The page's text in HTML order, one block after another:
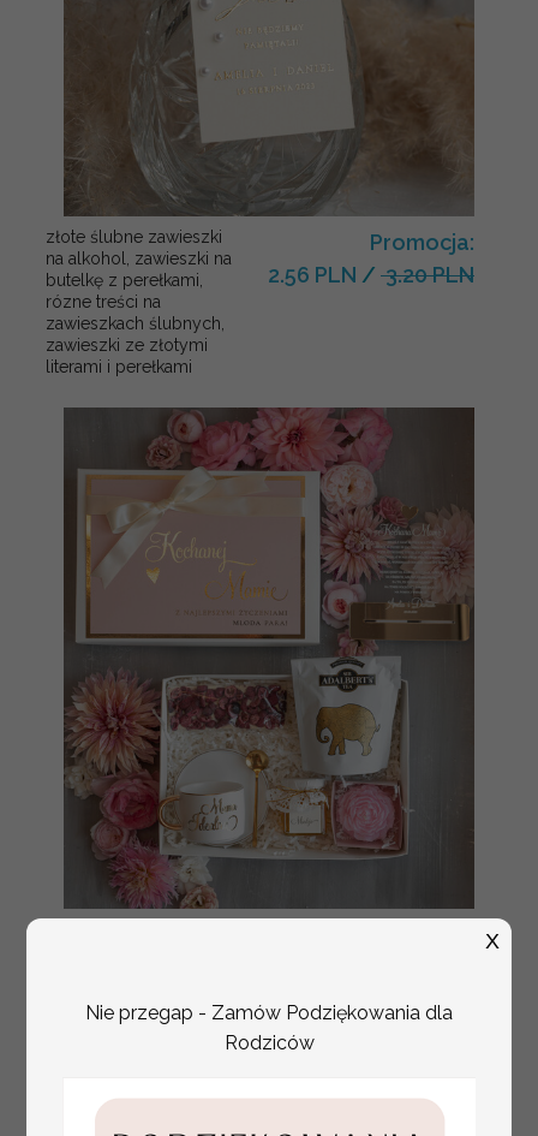
złote ślubne zawieszki
na alkohol, zawieszki na
butelkę z perełkami,
rózne treści na
zawieszkach ślubnych,
zawieszki ze złotymi
literami i perełkami
Promocja:
2.56 PLN / 3.20 PLN
Nie przegap - Zamów Podziękowania dla
Rodziców
X